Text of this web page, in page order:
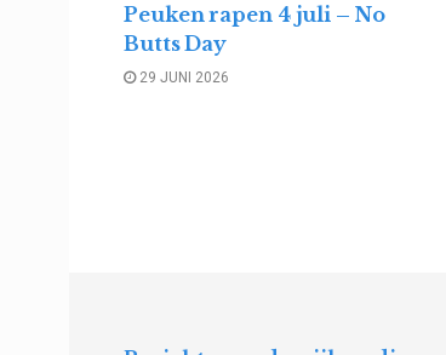
Peuken rapen 4 juli – No
Butts Day
29 JUNI 2026